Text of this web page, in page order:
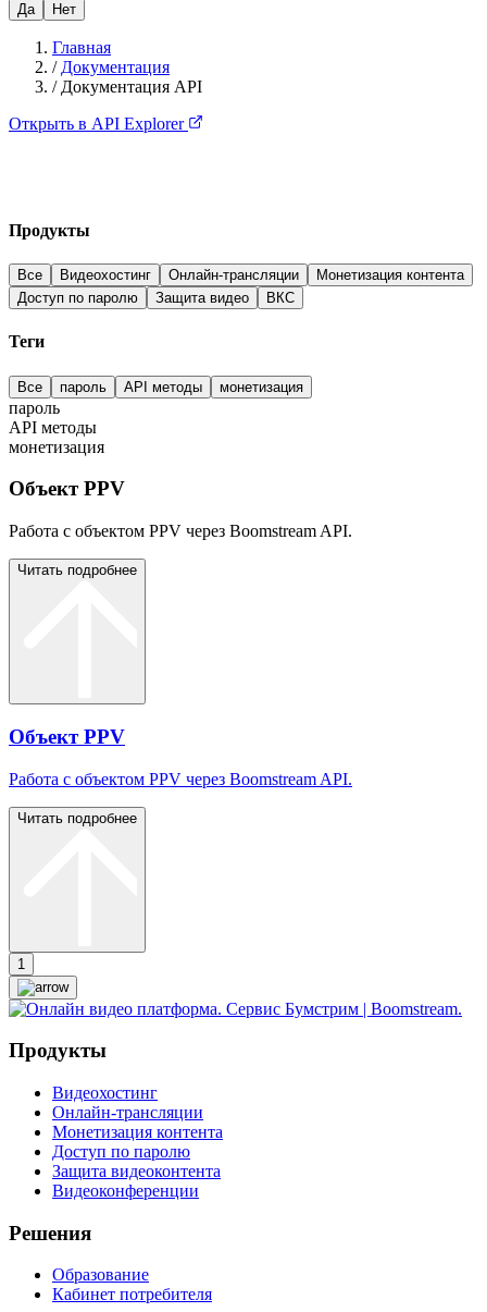
Да Нет
Главная
/ Документация
/ Документация API
Открыть в API Explorer
Продукты
Все Видеохостинг Онлайн-трансляции
Монетизация контента
Доступ по паролю
Защита видео ВКС
Теги
Все пароль API методы монетизация
пароль
API методы
монетизация
Объект PPV
Работа с объектом PPV через Boomstream API.
Читать подробнее
Объект PPV
Работа с объектом PPV через Boomstream API.
Читать подробнее
1
Продукты
Видеохостинг
Онлайн-трансляции
Монетизация контента
Доступ по паролю
Защита видеоконтента
Видеоконференции
Решения
Образование
Кабинет потребителя